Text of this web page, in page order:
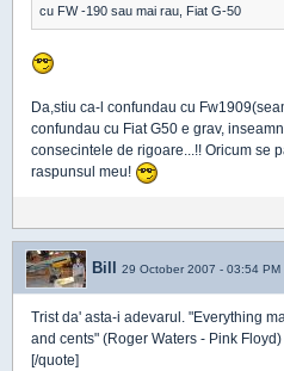
cu FW -190 sau mai rau, Fiat G-50
Da,stiu ca-l confundau cu
confundau cu Fiat G50 e grav,
consecintele de rigoare...!! Oricum se
raspunsul meu!
Bill 29 October 2007 - 03:54 PM
Trist da' asta-i adevarul. "Everything
and cents" (Roger Waters - Pink Floyd)
[/quote]